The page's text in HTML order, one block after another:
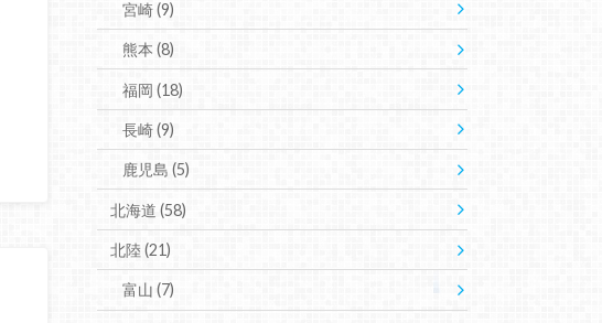
宮崎(9)
熊本(8)
福岡(18)
長崎(9)
鹿児島(5)
北海道 (58)
北陸(21)
富山(7)